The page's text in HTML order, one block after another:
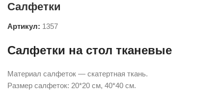
Салфетки
Артикул: 1357
Салфетки на стол тканевые
Материал салфеток — скатертная ткань.
Размер салфеток: 20*20 см, 40*40 см.